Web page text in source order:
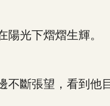
光下熠熠生輝。
斷張望，看到他